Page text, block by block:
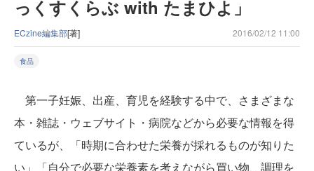
っくすくらぶ with たまひよ」
ECzine編集部[著] 2016/02/12 11:00
食品
第一子妊娠、出産、育児を経験する中で、さまざまな
本・雑誌・ウェブサイト・病院などから必要な情報を得
ているが、「時期に合わせた栄養が採れるものが知りた
い」「自分で必要な栄養素を考えながら買い物、調理を